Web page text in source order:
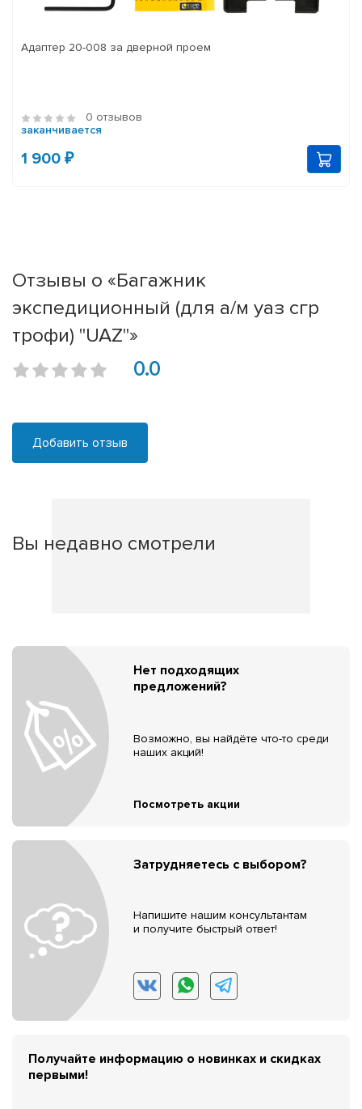
Адаптер 20-008 за дверной проем
0 отзывов
заканчивается
1 900 ₽
Отзывы о «Багажник
экспедиционный (для а/м уаз сгр
трофи) "UAZ"»
0.0
Добавить отзыв
Вы недавно смотрели
Нет подходящих
предложений?
Возможно, вы найдёте что-то среди
наших акций!
Посмотреть акции
Затрудняетесь с выбором?
Напишите нашим консультантам
и получите быстрый ответ!
Получайте информацию о новинках и скидках
первыми!